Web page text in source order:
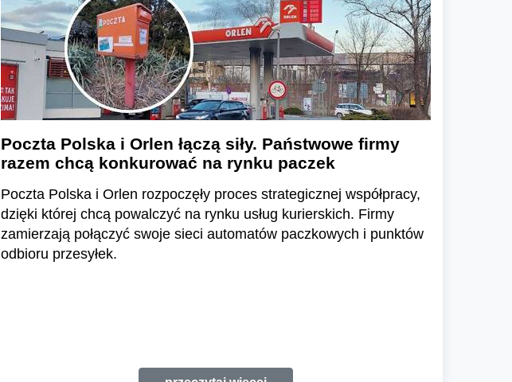
Poczta Polska i Orlen łączą siły. Państwowe firmy
razem chcą konkurować na rynku paczek
Poczta Polska i Orlen rozpoczęły proces strategicznej współpracy,
dzięki której chcą powalczyć na rynku usług kurierskich. Firmy
zamierzają połączyć swoje sieci automatów paczkowych i punktów
odbioru przesyłek.